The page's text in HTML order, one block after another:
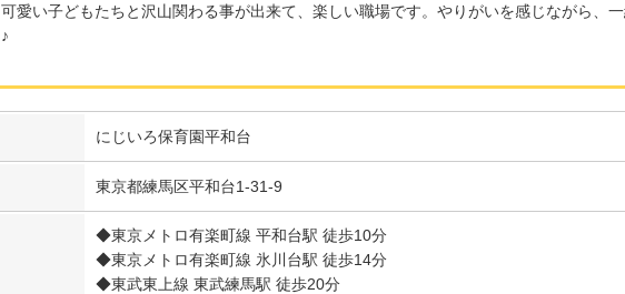
可愛い子どもたちと沢山関わる事が出来て、楽しい職場です。やりがいを感じながら、
♪
にじいろ保育園平和台
東京都練馬区平和台1-31-9
◆東京メトロ有楽町線 平和台駅 徒歩10分
◆東京メトロ有楽町線 氷川台駅 徒歩14分
◆東武東上線 東武練馬駅 徒歩20分